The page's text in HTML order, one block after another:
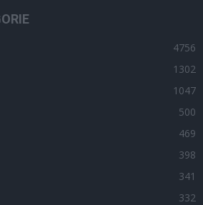
4756
1302
1047
500
469
398
341
332